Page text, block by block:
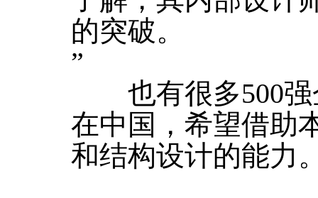
的突破。
”
也有很多500强
在中国，希望借助
和结构设计的能力